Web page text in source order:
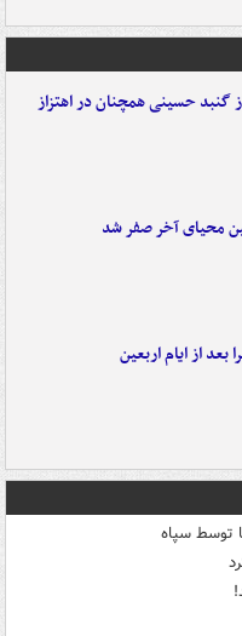
گنبد حسینی همچنان در اهتزاز
محیای آخر صفر شد
از ایام اربعین
توسط سپاه